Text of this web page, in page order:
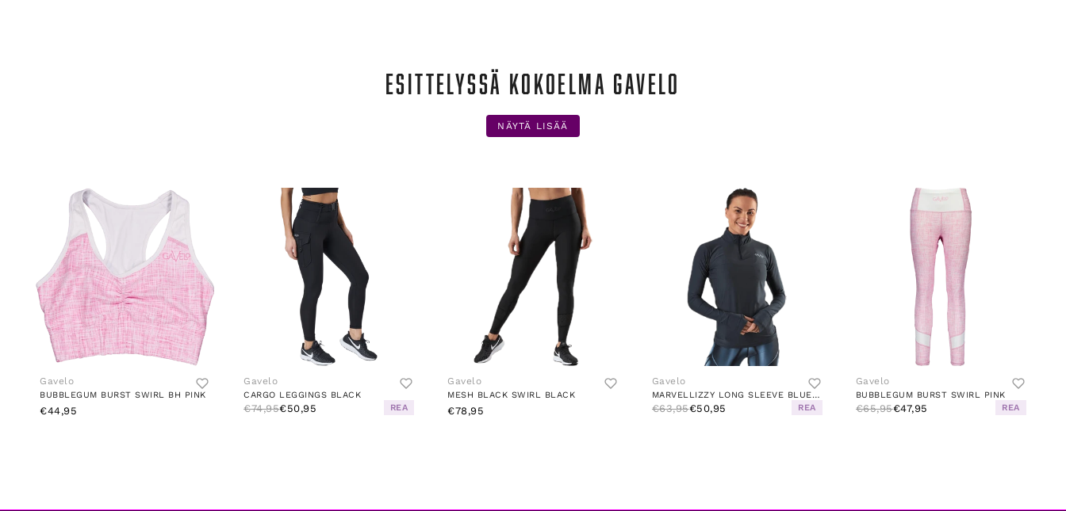
ESITTELYSSÄ KOKOELMA GAVELO
NÄYTÄ LISÄÄ
Gavelo
BUBBLEGUM BURST SWIRL BH PINK
€44,95
Gavelo
CARGO LEGGINGS BLACK
€74,95€50,95 REA
Gavelo
MESH BLACK SWIRL BLACK
€78,95
Gavelo
MARVELLIZZY LONG SLEEVE BLUE/GREY
€63,95€50,95 REA
Gavelo
BUBBLEGUM BURST SWIRL PINK
€65,95€47,95 REA